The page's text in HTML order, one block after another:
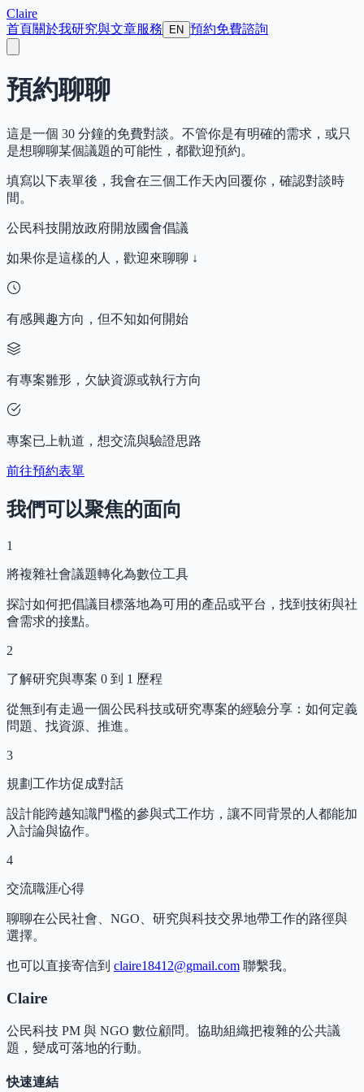
Claire
首頁關於我研究與文章服務 EN 預約免費諮詢
預約聊聊
這是一個 30 分鐘的免費對談。不管你是有明確的需求，或只
是想聊聊某個議題的可能性，都歡迎預約。
填寫以下表單後，我會在三個工作天內回覆你，確認對談時
間。
公民科技開放政府開放國會倡議
如果你是這樣的人，歡迎來聊聊 ↓
有感興趣方向，但不知如何開始
有專案雛形，欠缺資源或執行方向
專案已上軌道，想交流與驗證思路
前往預約表單
我們可以聚焦的面向
1
將複雜社會議題轉化為數位工具
探討如何把倡議目標落地為可用的產品或平台，找到技術與社
會需求的接點。
2
了解研究與專案 0 到 1 歷程
從無到有走過一個公民科技或研究專案的經驗分享：如何定義
問題、找資源、推進。
3
規劃工作坊促成對話
設計能跨越知識門檻的參與式工作坊，讓不同背景的人都能加
入討論與協作。
4
交流職涯心得
聊聊在公民社會、NGO、研究與科技交界地帶工作的路徑與
選擇。
也可以直接寄信到 claire18412@gmail.com 聯繫我。
Claire
公民科技 PM 與 NGO 數位顧問。協助組織把複雜的公共議
題，變成可落地的行動。
快速連結